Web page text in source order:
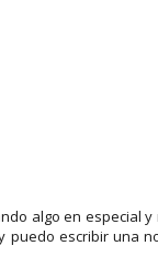
algo en especial y
puedo escribir una